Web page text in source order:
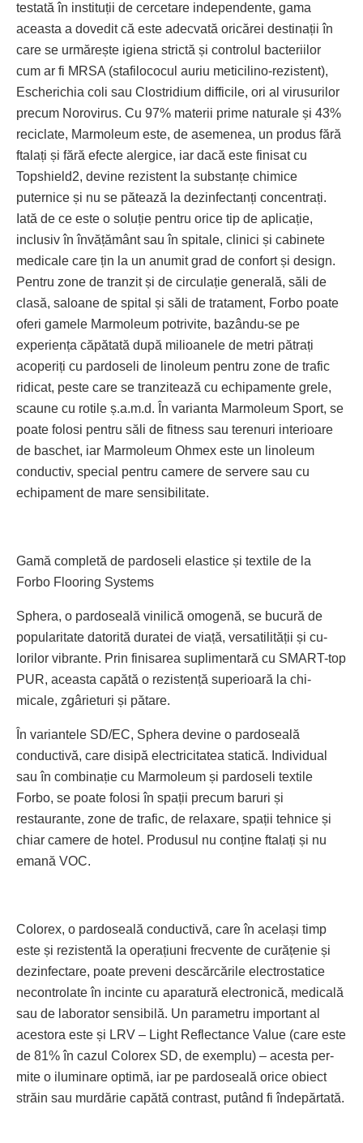
testată în instituții de cercetare independente, gama
aceasta a dovedit că este adecvată oricărei destinații în
care se urmărește igiena strictă și controlul bacteriilor
cum ar fi MRSA (stafilococul auriu meticilino-rezistent),
Escherichia coli sau Clostridium difficile, ori al virusurilor
precum Norovirus. Cu 97% materii prime naturale și 43%
reciclate, Marmoleum este, de asemenea, un produs fără
ftalați și fără efecte alergice, iar dacă este finisat cu
Topshield2, devine rezistent la substanțe chimice
puternice și nu se pătează la dezin­fec­tanți concentrați.
Iată de ce este o soluție pentru orice tip de aplicație,
inclusiv în învățământ sau în spitale, clinici și cabinete
medicale care țin la un anumit grad de confort și design.
Pentru zone de tranzit și de circulație generală, săli de
clasă, saloane de spital și săli de tratament, Forbo poate
oferi gamele Marmoleum potrivite, ba­zându-se pe
experiența căpătată după milioanele de metri pătrați
acoperiți cu pardoseli de linoleum pentru zone de trafic
ridicat, peste care se tranzitează cu echipamente grele,
scaune cu rotile ș.a.m.d. În varianta Marmoleum Sport, se
poate folosi pentru săli de fitness sau terenuri interioare
de baschet, iar Marmoleum Ohmex este un linoleum
conductiv, special pentru camere de servere sau cu
echipament de mare sensibilitate.
Gamă completă de pardoseli elastice și textile de la
Forbo Flooring Systems
Sphera, o pardoseală vinilică omo­genă, se bucură de
popularitate da­­torită duratei de viață, versatilității și cu­
lorilor vibrante. Prin finisarea supli­mentară cu SMART-top
PUR, aceasta ca­pătă o rezistență superioară la chi­
micale, zgârieturi și pătare.
În variantele SD/EC, Sphera devine o pardoseală
conductivă, care disipă electricitatea statică. Individual
sau în combinație cu Marmoleum și pardoseli textile
Forbo, se poate folosi în spații precum baruri și
restaurante, zone de trafic, de relaxare, spații tehnice și
chiar camere de hotel. Produsul nu conține ftalați și nu
emană VOC.
Colorex, o pardoseală conductivă, care în același timp
este și rezistentă la operațiuni frecvente de curățenie și
dezinfectare, poate preveni descărcările electrostatice
necontrolate în incinte cu aparatură electronică, medicală
sau de laborator sensibilă. Un parametru impor­tant al
acestora este și LRV – Light Reflectance Value (care este
de 81% în cazul Colorex SD, de exemplu) – acesta per­
mite o iluminare optimă, iar pe par­doseală orice obiect
străin sau murdărie capătă contrast, putând fi îndepărtată.